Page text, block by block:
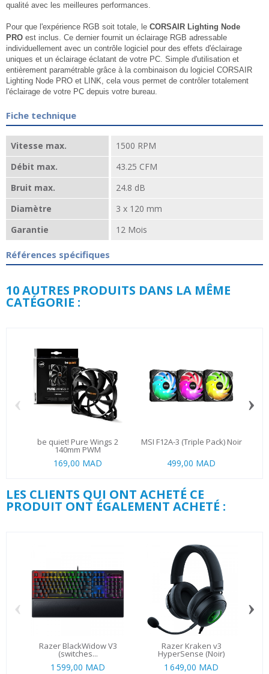
qualité avec les meilleures performances.
Pour que l'expérience RGB soit totale, le CORSAIR Lighting Node
PRO est inclus. Ce dernier fournit un éclairage RGB adressable
individuellement avec un contrôle logiciel pour des effets d'éclairage
uniques et un éclairage éclatant de votre PC. Simple d'utilisation et
entièrement paramétrable grâce à la combinaison du logiciel CORSAIR
Lighting Node PRO et LINK, cela vous permet de contrôler totalement
l'éclairage de votre PC depuis votre bureau.
Fiche technique
Vitesse max.
1500 RPM
Débit max.
43.25 CFM
Bruit max.
24.8 dB
Diamètre
3 x 120 mm
Garantie
12 Mois
Références spécifiques
10 AUTRES PRODUITS DANS LA MÊME
CATÉGORIE :
be quiet! Pure Wings 2
140mm PWM
169,00 MAD
MSI F12A-3 (Triple Pack) Noir
499,00 MAD
‹ ›
LES CLIENTS QUI ONT ACHETÉ CE
PRODUIT ONT ÉGALEMENT ACHETÉ :
Razer BlackWidow V3
(switches...
1 599,00 MAD
Razer Kraken v3
HyperSense (Noir)
1 649,00 MAD
‹ ›